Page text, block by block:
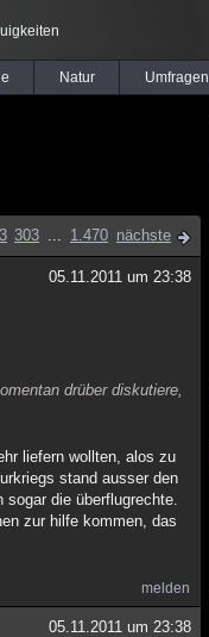
Natur Umfragen
303 ... 1.470 nächste
05.11.2011 um 23:38
drüber diskutiere,
liefern wollten, alos zu
stand ausser den
die überflugrechte.
zur hilfe kommen, das
melden
05.11.2011 um 23:38